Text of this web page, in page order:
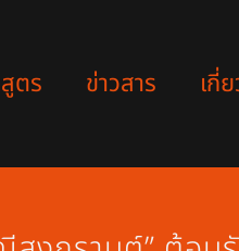
ตร ข่าวสาร เกี่